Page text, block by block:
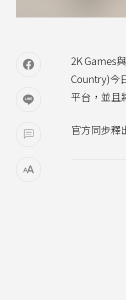
2K Games
Country)今
平台，並且
官方同步釋